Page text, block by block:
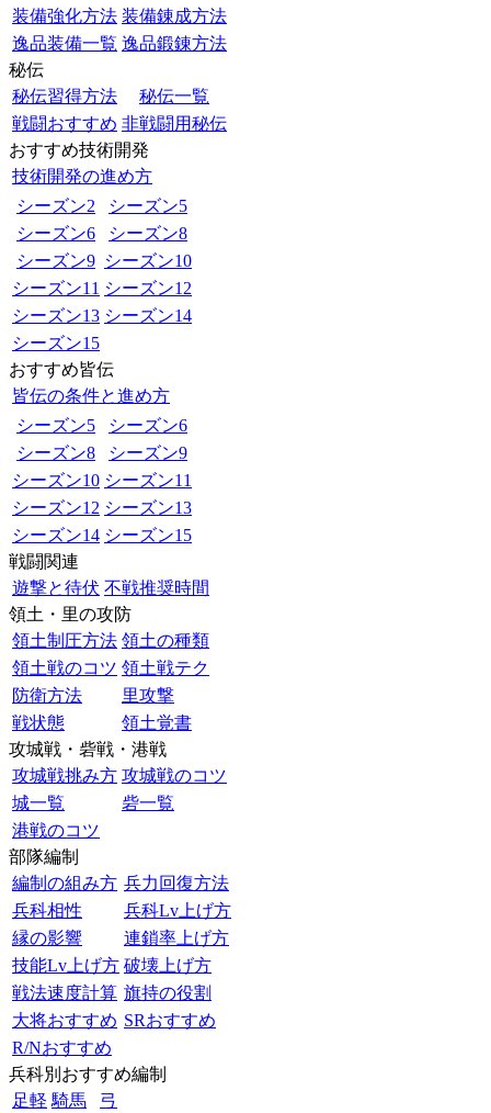
装備強化方法 装備錬成方法
逸品装備一覧 逸品鍛錬方法
秘伝
秘伝習得方法
秘伝一覧
戦闘おすすめ 非戦闘用秘伝
おすすめ技術開発
技術開発の進め方
シーズン2
シーズン5
シーズン6
シーズン8
シーズン9 シーズン10
シーズン11 シーズン12
シーズン13 シーズン14
シーズン15
おすすめ皆伝
皆伝の条件と進め方
シーズン5
シーズン6
シーズン8
シーズン9
シーズン10 シーズン11
シーズン12 シーズン13
シーズン14 シーズン15
戦闘関連
遊撃と待伏 不戦推奨時間
領土・里の攻防
領土制圧方法 領土の種類
領土戦のコツ 領土戦テク
防衛方法
里攻撃
戦状態
領土覚書
攻城戦・砦戦・港戦
攻城戦挑み方 攻城戦のコツ
城一覧
砦一覧
港戦のコツ
部隊編制
編制の組み方 兵力回復方法
兵科相性
兵科Lv上げ方
縁の影響
連鎖率上げ方
技能Lv上げ方 破壊上げ方
戦法速度計算 旗持の役割
大将おすすめ SRおすすめ
R/Nおすすめ
兵科別おすすめ編制
足軽 騎馬 弓